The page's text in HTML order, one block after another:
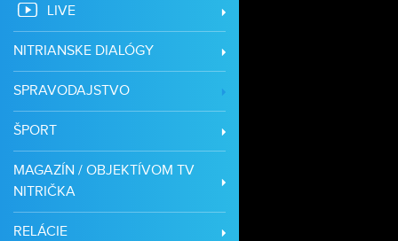
LIVE
NITRIANSKE DIALÓGY
SPRAVODAJSTVO
ŠPORT
MAGAZÍN / OBJEKTÍVOM TV
NITRIČKA
RELÁCIE